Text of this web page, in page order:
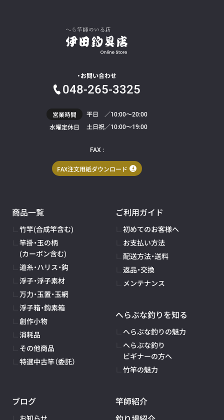
お問い合わせ
048-265-3325
営業時間 平日 ／10:00〜20:00
水曜定休日 土日祝／10:00〜19:00
FAX :
FAX注文用紙ダウンロード
商品一覧
竹竿(合成竿含む)
竿掛・玉の柄
(カーボン含む)
道糸・ハリス・鈎
浮子・浮子素材
万力・玉置・玉網
浮子箱・鈎素箱
創作小物
消耗品
その他商品
特選中古竿（委託）
ご利用ガイド
初めてのお客様へ
お支払い方法
配送方法・送料
返品・交換
メンテナンス
へらぶな釣りを知る
へらぶな釣りの魅力
へらぶな釣り
ビギナーの方へ
竹竿の魅力
ブログ
竿師紹介